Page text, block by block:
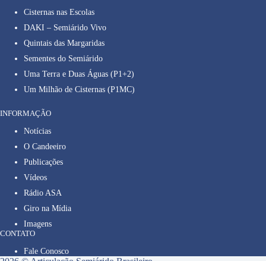
Cisternas nas Escolas
DAKI – Semiárido Vivo
Quintais das Margaridas
Sementes do Semiárido
Uma Terra e Duas Águas (P1+2)
Um Milhão de Cisternas (P1MC)
INFORMAÇÃO
Notícias
O Candeeiro
Publicações
Vídeos
Rádio ASA
Giro na Mídia
Imagens
CONTATO
Fale Conosco